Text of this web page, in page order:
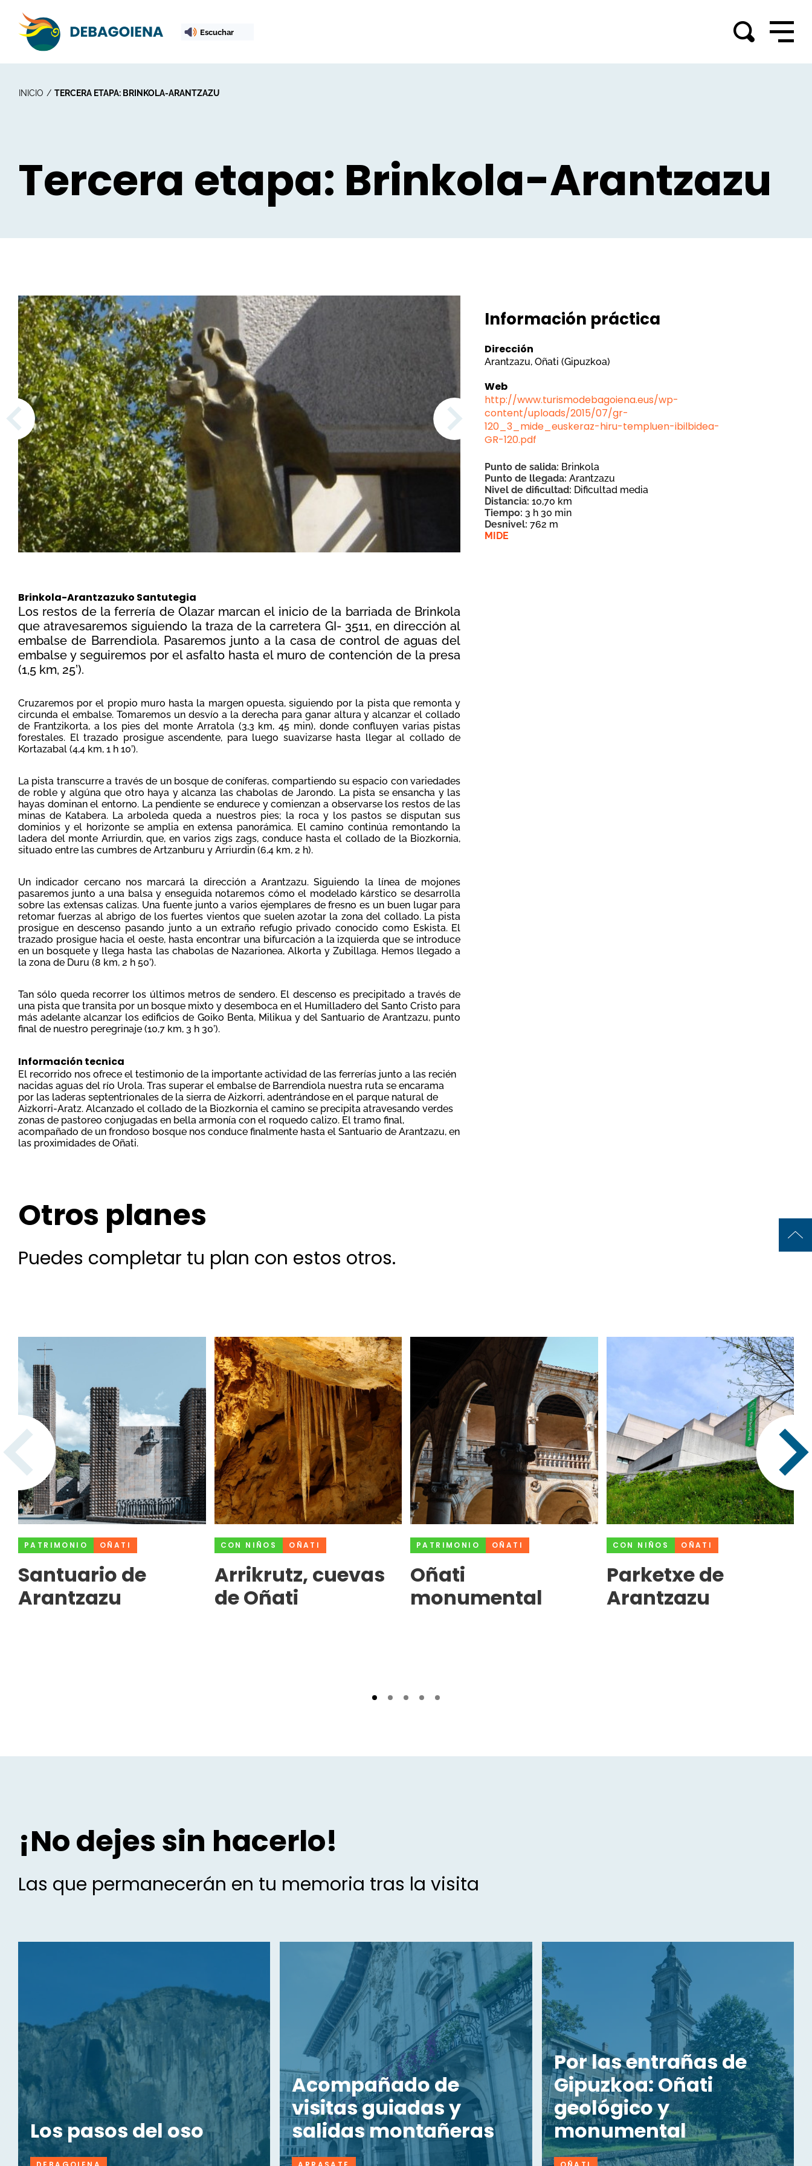
Escuchar
INICIO TERCERA ETAPA: BRINKOLA-ARANTZAZU
Tercera etapa: Brinkola-Arantzazu
Brinkola-Arantzazuko Santutegia
Los restos de la ferrería de Olazar marcan el inicio de la barriada de Brinkola
que atravesaremos siguiendo la traza de la carretera GI‐ 3511, en dirección al
embalse de Barrendiola. Pasaremos junto a la casa de control de aguas del
embalse y seguiremos por el asfalto hasta el muro de contención de la presa
(1,5 km, 25’).
Cruzaremos por el propio muro hasta la margen opuesta, siguiendo por la pista que remonta y
circunda el embalse. Tomaremos un desvío a la derecha para ganar altura y alcanzar el collado
de Frantzikorta, a los pies del monte Arratola (3,3 km, 45 min), donde confluyen varias pistas
forestales. El trazado prosigue ascendente, para luego suavizarse hasta llegar al collado de
Kortazabal (4,4 km, 1 h 10’).
La pista transcurre a través de un bosque de coníferas, compartiendo su espacio con variedades
de roble y algúna que otro haya y alcanza las chabolas de Jarondo. La pista se ensancha y las
hayas dominan el entorno. La pendiente se endurece y comienzan a observarse los restos de las
minas de Katabera. La arboleda queda a nuestros pies; la roca y los pastos se disputan sus
dominios y el horizonte se amplia en extensa panorámica. El camino continúa remontando la
ladera del monte Arriurdin, que, en varios zigs zags, conduce hasta el collado de la Biozkornia,
situado entre las cumbres de Artzanburu y Arriurdin (6,4 km, 2 h).
Un indicador cercano nos marcará la dirección a Arantzazu. Siguiendo la línea de mojones
pasaremos junto a una balsa y enseguida notaremos cómo el modelado kárstico se desarrolla
sobre las extensas calizas. Una fuente junto a varios ejemplares de fresno es un buen lugar para
retomar fuerzas al abrigo de los fuertes vientos que suelen azotar la zona del collado. La pista
prosigue en descenso pasando junto a un extraño refugio privado conocido como Eskista. El
trazado prosigue hacia el oeste, hasta encontrar una bifurcación a la izquierda que se introduce
en un bosquete y llega hasta las chabolas de Nazarionea, Alkorta y Zubillaga. Hemos llegado a
la zona de Duru (8 km, 2 h 50’).
Tan sólo queda recorrer los últimos metros de sendero. El descenso es precipitado a través de
una pista que transita por un bosque mixto y desemboca en el Humilladero del Santo Cristo para
más adelante alcanzar los edificios de Goiko Benta, Milikua y del Santuario de Arantzazu, punto
final de nuestro peregrinaje (10,7 km, 3 h 30’).
Información tecnica
El recorrido nos ofrece el testimonio de la importante actividad de las ferrerías junto a las recién
nacidas aguas del río Urola. Tras superar el embalse de Barrendiola nuestra ruta se encarama
por las laderas septentrionales de la sierra de Aizkorri, adentrándose en el parque natural de
Aizkorri‐Aratz. Alcanzado el collado de la Biozkornia el camino se precipita atravesando verdes
zonas de pastoreo conjugadas en bella armonía con el roquedo calizo. El tramo final,
acompañado de un frondoso bosque nos conduce finalmente hasta el Santuario de Arantzazu, en
las proximidades de Oñati.
Información práctica
Dirección
Arantzazu, Oñati (Gipuzkoa)
Web
http://www.turismodebagoiena.eus/wp-
content/uploads/2015/07/gr-
120_3_mide_euskeraz-hiru-templuen-ibilbidea-
GR-120.pdf
Punto de salida: Brinkola
Punto de llegada:Arantzazu
Nivel de dificultad: Dificultad media
Distancia:10,70 km
Tiempo: 3 h 30 min
Desnivel:762 m
MIDE
Otros planes
Puedes completar tu plan con estos otros.
PATRIMONIO OÑATI
Santuario de
Arantzazu
CON NIÑOS OÑATI
Arrikrutz, cuevas
de Oñati
PATRIMONIO OÑATI
Oñati
monumental
CON NIÑOS OÑATI
Parketxe de
Arantzazu
¡No dejes sin hacerlo!
Las que permanecerán en tu memoria tras la visita
Los pasos del oso
Acompañado de
visitas guiadas y
salidas montañeras
Por las entrañas de
Gipuzkoa: Oñati
geológico y
monumental